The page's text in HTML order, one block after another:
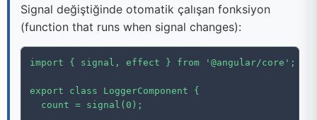
Signal değiştiğinde otomatik çalışan fonksiyon
(function that runs when signal changes):
import { signal, effect } from '@angular/core';
export class LoggerComponent {
  count = signal(0);